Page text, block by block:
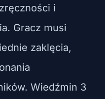
i
Gracz musi
zaklęcia,
Wiedźmin 3